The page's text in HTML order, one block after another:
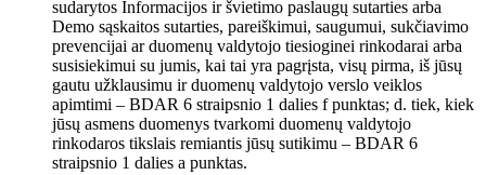
sudarytos Informacijos ir švietimo paslaugų sutarties arba
Demo sąskaitos sutarties, pareiškimui, saugumui, sukčiavimo
prevencijai ar duomenų valdytojo tiesioginei rinkodarai arba
susisiekimui su jumis, kai tai yra pagrįsta, visų pirma, iš jūsų
gautu užklausimu ir duomenų valdytojo verslo veiklos
apimtimi – BDAR 6 straipsnio 1 dalies f punktas; d. tiek, kiek
jūsų asmens duomenys tvarkomi duomenų valdytojo
rinkodaros tikslais remiantis jūsų sutikimu – BDAR 6
straipsnio 1 dalies a punktas.